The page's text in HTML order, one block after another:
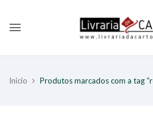
Início Produtos marcados com a tag